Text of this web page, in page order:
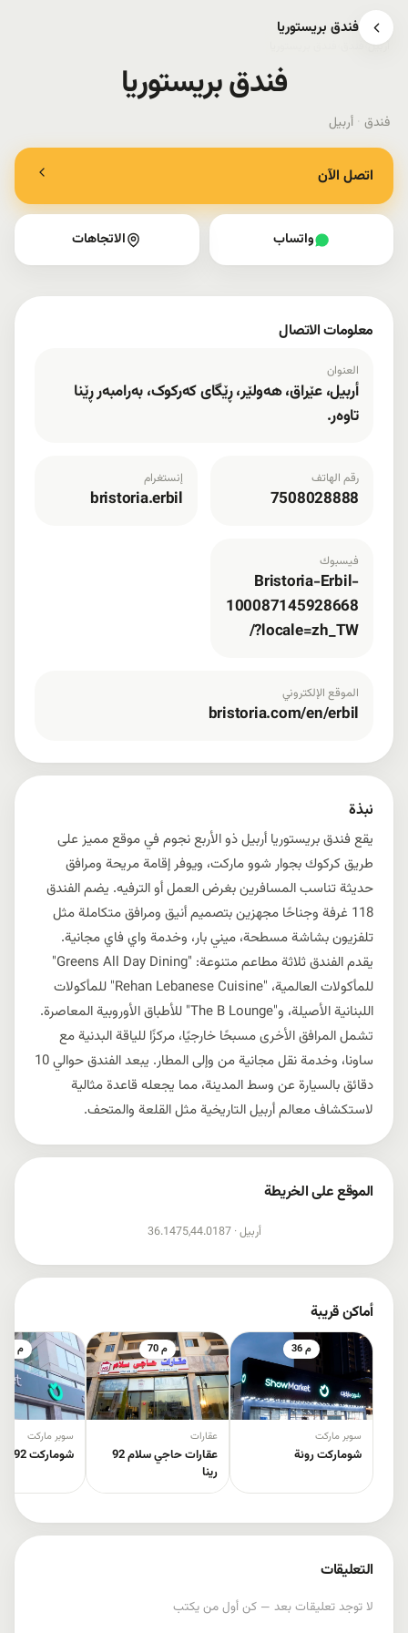
فندق بریستوریا
أربيل›
فندق بریستوریا
فندق · أربيل
نبذة
يقع فندق بريستوريا أربيل ذو الأربع نجوم في موقع مميز على
طريق كركوك بجوار شوو مارکت، ويوفر إقامة مريحة ومرافق
حديثة تناسب المسافرين بغرض العمل أو الترفيه. يضم الفندق
118 غرفة وجناحًا مجهزين بتصميم أنيق ومرافق متكاملة مثل
تلفزيون بشاشة مسطحة، ميني بار، وخدمة واي فاي مجانية.
يقدم الفندق ثلاثة مطاعم متنوعة: "Greens All Day Dining"
للمأكولات العالمية، "Rehan Lebanese Cuisine" للمأكولات
اللبنانية الأصيلة، و"The B Lounge" للأطباق الأوروبية المعاصرة.
تشمل المرافق الأخرى مسبحًا خارجيًا، مركزًا للياقة البدنية مع
ساونا، وخدمة نقل مجانية من وإلى المطار. يبعد الفندق حوالي 10
دقائق بالسيارة عن وسط المدينة، مما يجعله قاعدة مثالية
لاستكشاف معالم أربيل التاريخية مثل القلعة والمتحف.
أماكن قريبة
36 م
سوبر ماركت
شوماركت رونة
70 م
عقارات
عقارات حاجي سلام 92
رینا
99 م
سوبر ماركت
شوماركت 92 رینا
التعليقات
لا توجد تعليقات بعد — كن أول من يكتب
اتصل الآن
واتساب الاتجاهات
معلومات الاتصال
العنوان
أربيل، عێراق، هەولێر، ڕێگای کەرکوک، بەرامبەر ڕێنا
تاوەر.
رقم الهاتف
7508028888
إنستغرام
bristoria.erbil
فيسبوك
Bristoria-Erbil-
100087145928668
/?locale=zh_TW
الموقع الإلكتروني
bristoria.com/en/erbil
الموقع على الخريطة
أربيل ·36.1475,44.0187